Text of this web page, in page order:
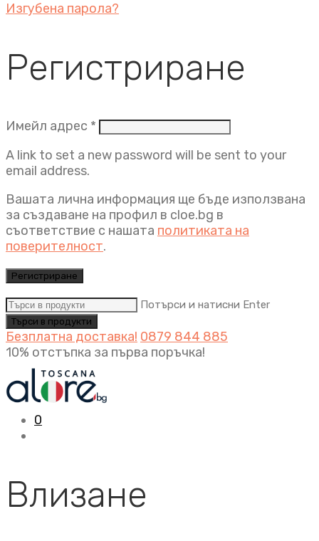
Изгубена парола?
Регистриране
Имейл адрес * Задължително
A link to set a new password will be sent to your
email address.
Вашата лична информация ще бъде използвана
за създаване на профил в cloe.bg в
съответствие с нашата политиката на
поверителност.
Регистриране
Потърси и натисни Enter
Безплатна доставка! 0879 844 885
10% отстъпка за първа поръчка!
0
Влизане